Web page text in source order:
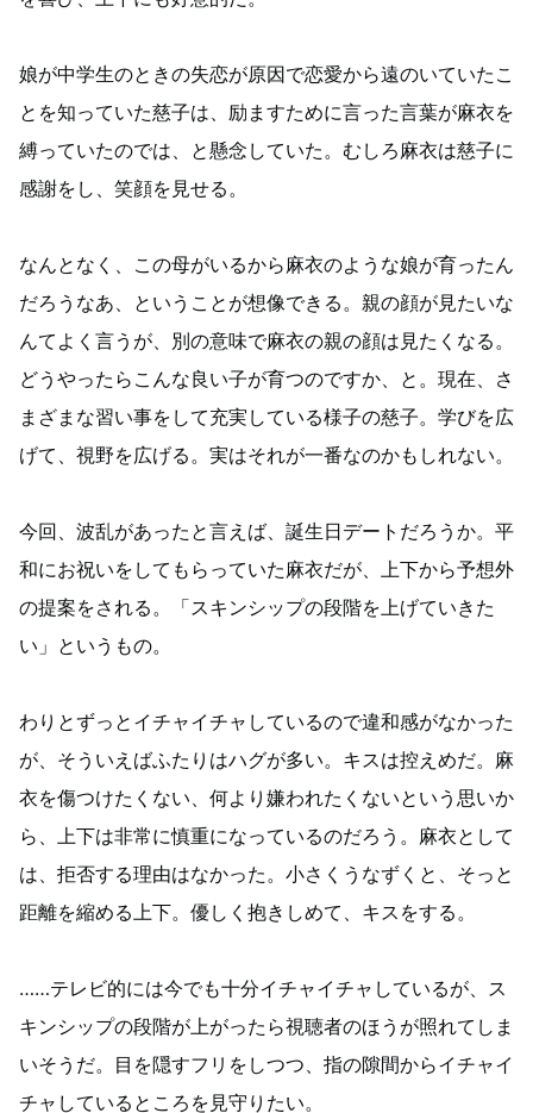
娘が中学生のときの失恋が原因で恋愛から遠のいていたこ
とを知っていた慈子は、励ますために言った言葉が麻衣を
縛っていたのでは、と懸念していた。むしろ麻衣は慈子に
感謝をし、笑顔を見せる。
なんとなく、この母がいるから麻衣のような娘が育ったん
だろうなあ、ということが想像できる。親の顔が見たいな
んてよく言うが、別の意味で麻衣の親の顔は見たくなる。
どうやったらこんな良い子が育つのですか、と。現在、さ
まざまな習い事をして充実している様子の慈子。学びを広
げて、視野を広げる。実はそれが一番なのかもしれない。
今回、波乱があったと言えば、誕生日デートだろうか。平
和にお祝いをしてもらっていた麻衣だが、上下から予想外
の提案をされる。「スキンシップの段階を上げていきた
い」というもの。
わりとずっとイチャイチャしているので違和感がなかった
が、そういえばふたりはハグが多い。キスは控えめだ。麻
衣を傷つけたくない、何より嫌われたくないという思いか
ら、上下は非常に慎重になっているのだろう。麻衣として
は、拒否する理由はなかった。小さくうなずくと、そっと
距離を縮める上下。優しく抱きしめて、キスをする。
……テレビ的には今でも十分イチャイチャしているが、ス
キンシップの段階が上がったら視聴者のほうが照れてしま
いそうだ。目を隠すフリをしつつ、指の隙間からイチャイ
チャしているところを見守りたい。